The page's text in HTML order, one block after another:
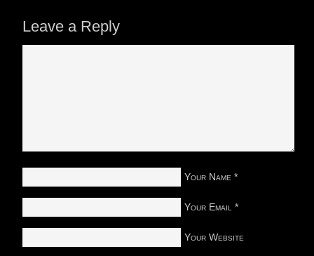
Leave a Reply
Your Name *
Your Email *
Your Website